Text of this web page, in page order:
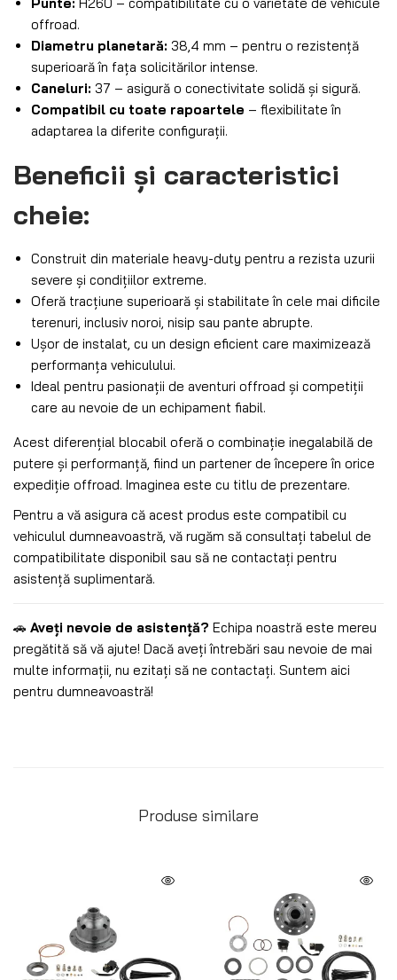
offroad.
Diametru planetară: 38,4 mm – pentru o rezistență
superioară în fața solicitărilor intense.
Caneluri: 37 – asigură o conectivitate solidă și sigură.
Compatibil cu toate rapoartele – flexibilitate în
adaptarea la diferite configurații.
Beneficii și caracteristici
cheie:
Construit din materiale heavy-duty pentru a rezista uzurii
severe și condițiilor extreme.
Oferă tracțiune superioară și stabilitate în cele mai dificile
terenuri, inclusiv noroi, nisip sau pante abrupte.
Ușor de instalat, cu un design eficient care maximizează
performanța vehiculului.
Ideal pentru pasionații de aventuri offroad și competiții
care au nevoie de un echipament fiabil.
Acest diferențial blocabil oferă o combinație inegalabilă de
putere și performanță, fiind un partener de începere în orice
expediție offroad. Imaginea este cu titlu de prezentare.
Pentru a vă asigura că acest produs este compatibil cu
vehiculul dumneavoastră, vă rugăm să consultați tabelul de
compatibilitate disponibil sau să ne contactați pentru
asistență suplimentară.
🚗 Aveți nevoie de asistență? Echipa noastră este mereu
pregătită să vă ajute! Dacă aveți întrebări sau nevoie de mai
multe informații, nu ezitați să ne contactați. Suntem aici
pentru dumneavoastră!
Produse similare